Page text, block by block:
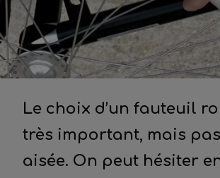
Le choix d’un fauteuil
très important, mais
aisée. On peut hésiter